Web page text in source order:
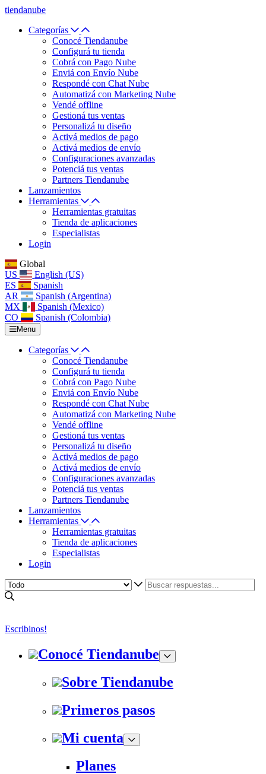
tiendanube
Categorías
Conocé Tiendanube
Configurá tu tienda
Cobrá con Pago Nube
Enviá con Envío Nube
Respondé con Chat Nube
Automatizá con Marketing Nube
Vendé offline
Gestioná tus ventas
Personalizá tu diseño
Activá medios de pago
Activá medios de envío
Configuraciones avanzadas
Potenciá tus ventas
Partners Tiendanube
Lanzamientos
Herramientas
Herramientas gratuitas
Tienda de aplicaciones
Especialistas
Login
Global
US
English (US)
ES
Spanish
AR
Spanish (Argentina)
MX
Spanish (Mexico)
CO
Spanish (Colombia)
Menu
Categorías
Conocé Tiendanube
Configurá tu tienda
Cobrá con Pago Nube
Enviá con Envío Nube
Respondé con Chat Nube
Automatizá con Marketing Nube
Vendé offline
Gestioná tus ventas
Personalizá tu diseño
Activá medios de pago
Activá medios de envío
Configuraciones avanzadas
Potenciá tus ventas
Partners Tiendanube
Lanzamientos
Herramientas
Herramientas gratuitas
Tienda de aplicaciones
Especialistas
Login
Escribinos!
Conocé Tiendanube
Sobre Tiendanube
Primeros pasos
Mi cuenta
Planes